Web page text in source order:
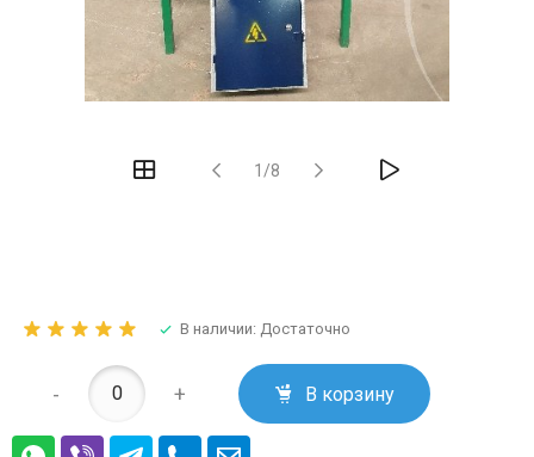
1/8
В наличии: Достаточно
- + В корзину